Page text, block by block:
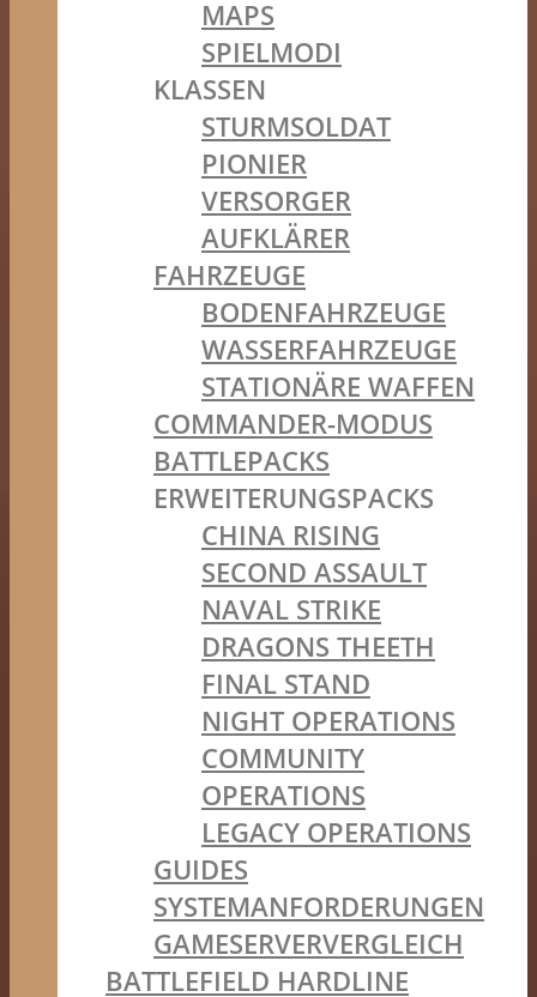
MAPS
SPIELMODI
KLASSEN
STURMSOLDAT
PIONIER
VERSORGER
AUFKLÄRER
FAHRZEUGE
BODENFAHRZEUGE
WASSERFAHRZEUGE
STATIONÄRE WAFFEN
COMMANDER-MODUS
BATTLEPACKS
ERWEITERUNGSPACKS
CHINA RISING
SECOND ASSAULT
NAVAL STRIKE
DRAGONS THEETH
FINAL STAND
NIGHT OPERATIONS
COMMUNITY
OPERATIONS
LEGACY OPERATIONS
GUIDES
SYSTEMANFORDERUNGEN
GAMESERVERVERGLEICH
BATTLEFIELD HARDLINE